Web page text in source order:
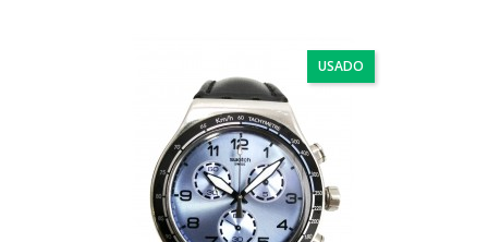
USADO